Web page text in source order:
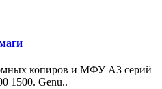
копиров и МФУ A3 серий
1500. Genu..